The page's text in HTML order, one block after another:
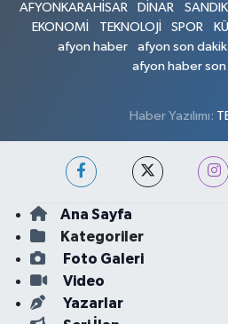
AFYONKARAHİSAR DİNAR
EKONOMİ
TEKNOLOJİ SPOR
afyon haber
afyon son
afyon haber son
Haber Yazılımı:
Ana Sayfa
Kategoriler
Foto Galeri
Video
Yazarlar